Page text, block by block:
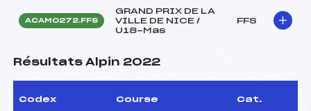
ACAM0272.FFS
GRAND PRIX DE LA
VILLE DE NICE /
U18-Mas
FFS
Résultats Alpin 2022
Codex Course Cat.